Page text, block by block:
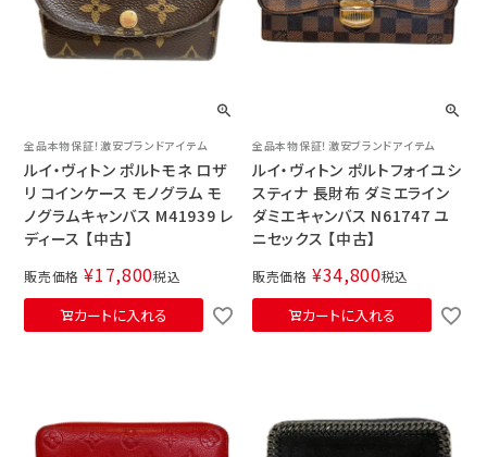
全品本物保証！激安ブランドアイテム
ルイ・ヴィトン ポルトモネ ロザ
リ コインケース モノグラム モ
ノグラムキャンバス M41939 レ
ディース 【中古】
販売価格 ¥17,800税込
カートに入れる
全品本物保証！激安ブランドアイテム
ルイ・ヴィトン ポルトフォイユシ
スティナ 長財布 ダミエライン
ダミエキャンバス N61747 ユ
ニセックス 【中古】
販売価格 ¥34,800税込
カートに入れる